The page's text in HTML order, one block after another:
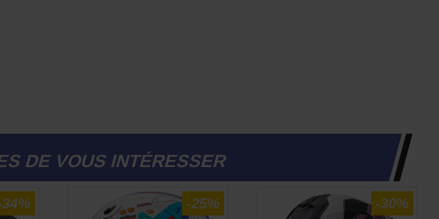
DE VOUS INTÉRESSER
-25% -30%